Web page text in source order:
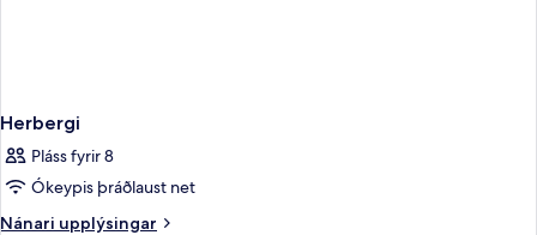
Herbergi
Pláss fyrir 8
Ókeypis þráðlaust net
Nánari upplýsingar
Nánari